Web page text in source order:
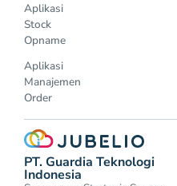
Aplikasi
Stock
Opname
Aplikasi
Manajemen
Order
PT. Guardia Teknologi
Indonesia